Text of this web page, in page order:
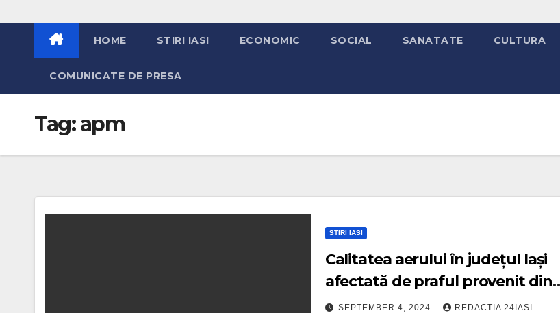
HOME STIRI IASI ECONOMIC SOCIAL SANATATE CULTURA
COMUNICATE DE PRESA
Tag:apm
STIRI IASI
Calitatea aerului în județul Iași
afectată de praful provenit din
partea central-sud-vestică a Asiei
SEPTEMBER 4, 2024 REDACTIA 24IASI